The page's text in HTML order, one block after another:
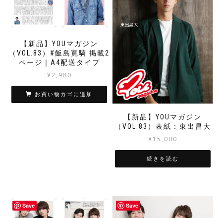
【新品】YOUマガジン
（VOL.83）#飯島寛騎 掲載2
ページ｜A4配送タイプ
¥2,980
お買い物カゴに追加
【新品】YOUマガジン
（VOL.83）表紙：東出昌大
¥15,000
続きを読む
Save Save